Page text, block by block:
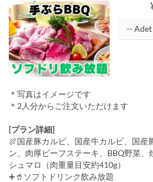
＊写真はイメージです
＊2人分からご注文いただけます
[プラン詳細]
🍖国産豚カルビ、国産牛カルビ、国産
ン、肉厚ビーフステーキ、BBQ野菜
シュマロ（肉重量目安約410g）
➕🥤ソフトドリンク飲み放題